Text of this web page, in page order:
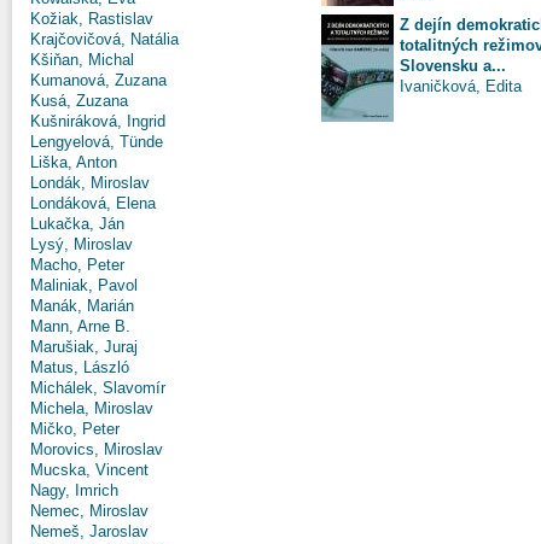
Kožiak, Rastislav
Krajčovičová, Natália
Kšiňan, Michal
Kumanová, Zuzana
Kusá, Zuzana
Kušniráková, Ingrid
Lengyelová, Tünde
Liška, Anton
Londák, Miroslav
Londáková, Elena
Lukačka, Ján
Lysý, Miroslav
Macho, Peter
Maliniak, Pavol
Manák, Marián
Mann, Arne B.
Marušiak, Juraj
Matus, László
Michálek, Slavomír
Michela, Miroslav
Mičko, Peter
Morovics, Miroslav
Mucska, Vincent
Nagy, Imrich
Nemec, Miroslav
Nemeš, Jaroslav
Z dejín
totalitných
Slovensku a...
Ivaničková, Edita